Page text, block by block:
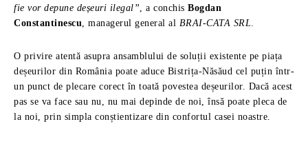
fie vor depune deșeuri ilegal”, a conchis Bogdan
Constantinescu, managerul general al BRAI-CATA SRL.
O privire atentă asupra ansamblului de soluții existente pe piața
deșeurilor din România poate aduce Bistrița-Năsăud cel puțin într-
un punct de plecare corect în toată povestea deșeurilor. Dacă acest
pas se va face sau nu, nu mai depinde de noi, însă poate pleca de
la noi, prin simpla conștientizare din confortul casei noastre.